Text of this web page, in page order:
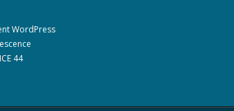
WordPress
44